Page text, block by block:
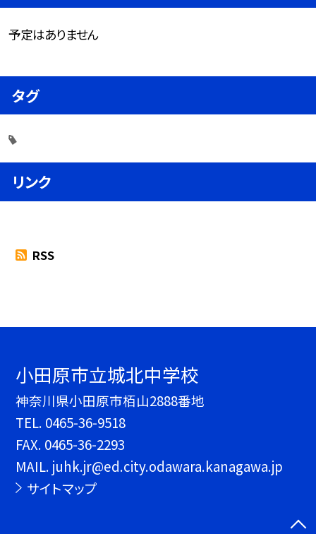
予定はありません
タグ
リンク
RSS
小田原市立城北中学校
神奈川県小田原市栢山2888番地
TEL. 0465-36-9518
FAX. 0465-36-2293
MAIL. juhk.jr@ed.city.odawara.kanagawa.jp
サイトマップ